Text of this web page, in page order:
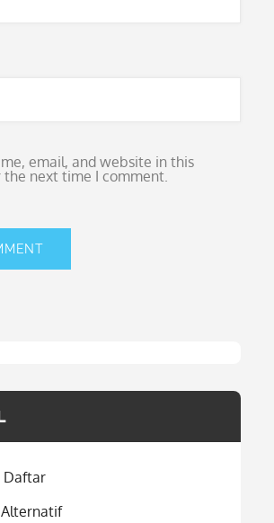
email, and website in this
the next time I comment.
Daftar
Alternatif